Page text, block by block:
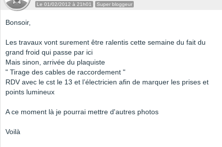
Le 01/02/2012 à 21h01 Super bloggeur
Bonsoir,
Les travaux vont surement être ralentis cette semaine du fait du
grand froid qui passe par ici
Mais sinon, arrivée du plaquiste
" Tirage des cables de raccordement "
RDV avec le cst le 13 et l’électricien afin de marquer les prises et
points lumineux
A ce moment là je pourrai mettre d'autres photos
Voilà